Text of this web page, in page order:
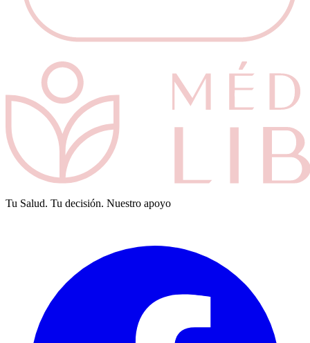
Tu Salud. Tu decisión. Nuestro apoyo